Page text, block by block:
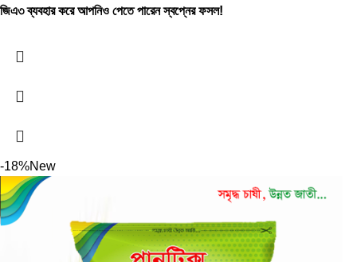
জিএ৩ ব্যবহার করে আপনিও পেতে পারেন স্বপ্নের ফসল!
-18%New